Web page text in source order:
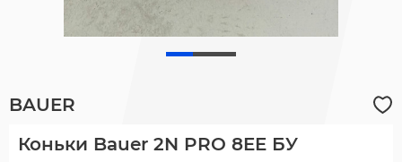
BAUER
Коньки Bauer 2N PRO 8EE БУ